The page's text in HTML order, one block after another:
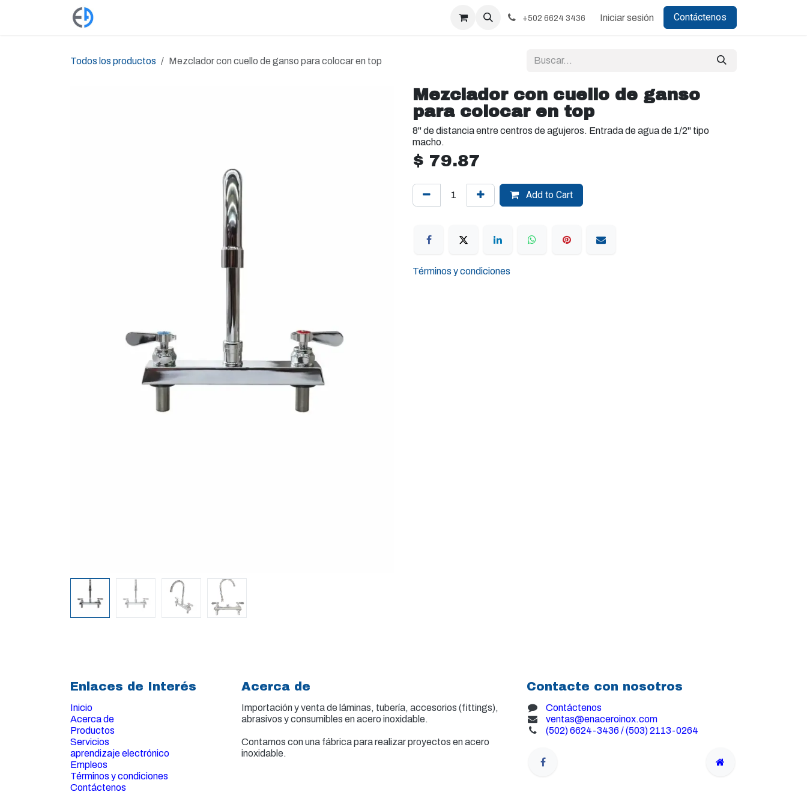
+502 6624 3436 Iniciar sesión Contáctenos
Todos los productos Mezclador con cuello de ganso para colocar en top
Mezclador con cuello de ganso
para colocar en top
8" de distancia entre centros de agujeros. Entrada de agua de 1/2" tipo
macho.
$ 79.87
Add to Cart
Términos y condiciones
Enlaces de Interés
Inicio
Acerca de
Productos
Servicios
aprendizaje electrónico
Empleos
Términos y condiciones
Contáctenos
Acerca de
Importación y venta de láminas, tubería, accesorios (fittings),
abrasivos y consumibles en acero inoxidable.
Contamos con una fábrica para realizar proyectos en acero
inoxidable.
Contacte con nosotros
Contáctenos
ventas@enaceroinox.com
(502) 6624-3436 / (503) 2113-0264